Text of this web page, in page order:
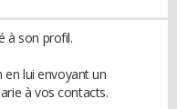
à son profil.
en lui envoyant un
à vos contacts.